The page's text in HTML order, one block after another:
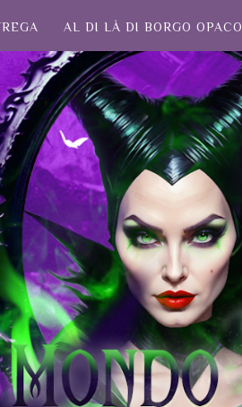
AL DI LÀ DI BORGO OPACO